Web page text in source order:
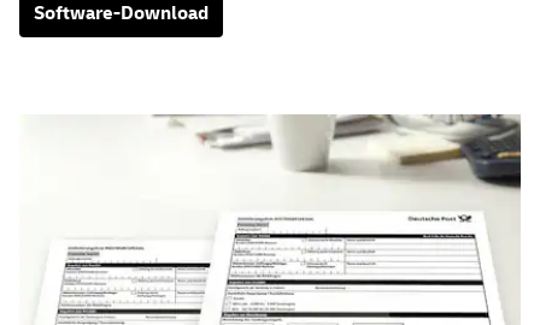
Software-Download